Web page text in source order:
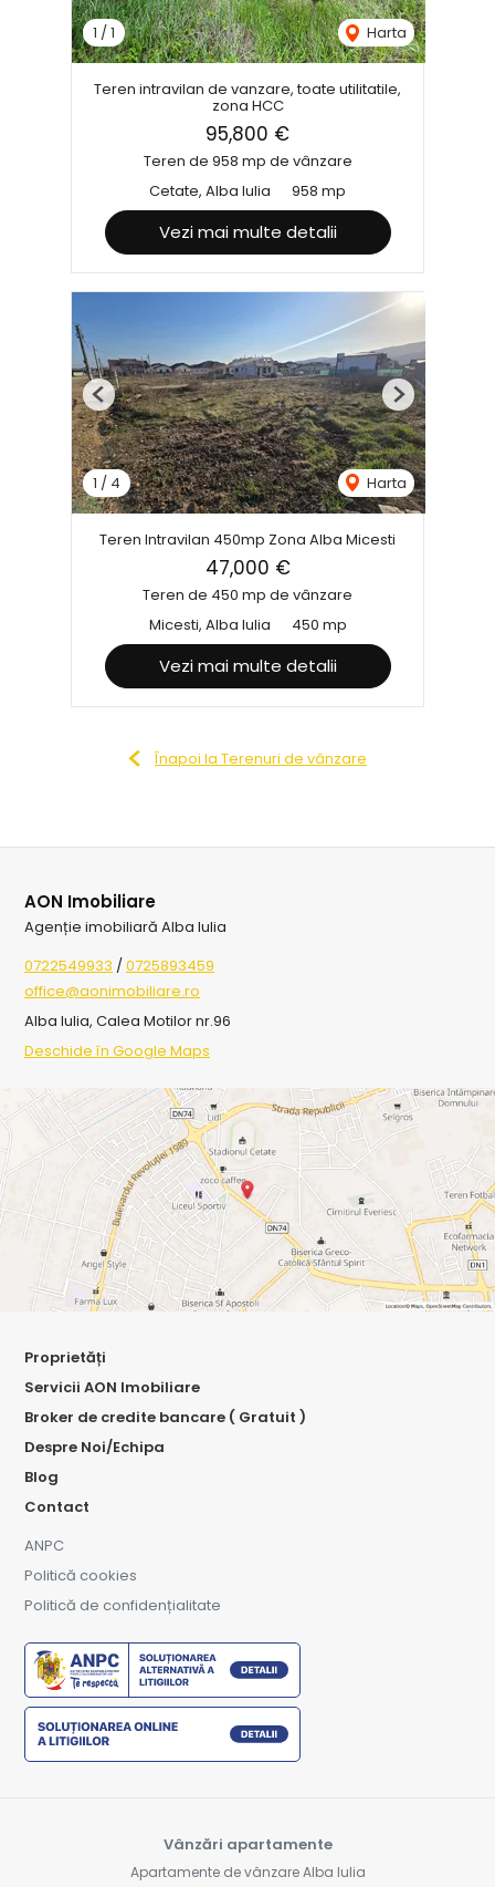
1 /1 Harta
Teren intravilan de vanzare, toate utilitatile,
zona HCC
95,800 €
Teren de 958 mp de vânzare
Cetate, Alba Iulia
958 mp
Vezi mai multe detalii
1 / 4 Harta
Previous Next
Teren Intravilan 450mp Zona Alba Micesti
47,000 €
Teren de 450 mp de vânzare
Micesti, Alba Iulia
450 mp
Vezi mai multe detalii
Înapoi la Terenuri de vânzare
AON Imobiliare
Agenție imobiliară Alba Iulia
0722549933 /0725893459
office@aonimobiliare.ro
Alba Iulia, Calea Motilor nr.96
Deschide în Google Maps
Proprietăți
Servicii AON Imobiliare
Broker de credite bancare ( Gratuit )
Despre Noi/Echipa
Blog
Contact
ANPC
Politică cookies
Politică de confidențialitate
Vânzări apartamente
Apartamente de vânzare Alba Iulia